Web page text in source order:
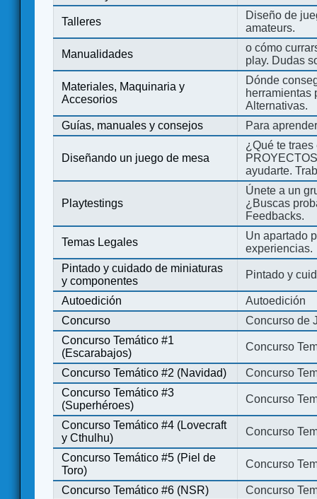
Talleres
Diseño de
amateurs.
Manualidades
o cómo
play. Dudas
Materiales, Maquinaria y
Accesorios
Dónde
herramientas
Alternativas.
Guías, manuales y consejos
Para
Diseñando un juego de mesa
¿Qué te
ayudarte.
Playtestings
Únete a un
¿Buscas
Feedbacks.
Temas Legales
Un apartado
experiencias.
Pintado y cuidado de miniaturas
y componentes
Pintado y
Autoedición
Autoedición
Concurso
Concurso de
Concurso Temático #1
(Escarabajos)
Concurso
Concurso Temático #2 (Navidad)
Concurso
Concurso Temático #3
(Superhéroes)
Concurso
Concurso Temático #4 (Lovecraft
y Cthulhu)
Concurso
Concurso Temático #5 (Piel de
Toro)
Concurso
Concurso Temático #6 (NSR) Concurso